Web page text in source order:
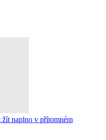
žít naplno v přítomném